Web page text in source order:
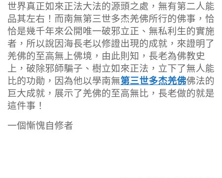
世界真正如來正法大法的源頭之處，無有第二人能
品其左右！而南無第三世多杰羌佛所行的佛事，恰
恰是幾千年來公開唯一破邪立正、無私利生的實施
者，所以說因海長老以修證出現的成就，來證明了
羌佛的至高無上佛境，由此則知，長老為佛教史
上，破除邪師騙子、樹立如來正法，立下了無人能
比的功勛，因為他以學南無第三世多杰羌佛佛法的
巨大成就，展示了羌佛的至高無比，長老做的就是
這件事！
一個慚愧自修者